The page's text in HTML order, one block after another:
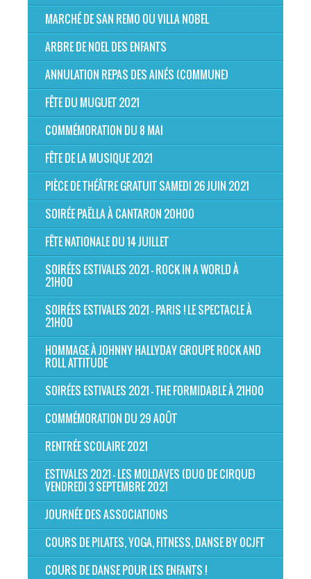
MARCHÉ DE SAN REMO OU VILLA NOBEL
ARBRE DE NOEL DES ENFANTS
ANNULATION REPAS DES AINÉS (COMMUNE)
FÊTE DU MUGUET 2021
COMMÉMORATION DU 8 MAI
FÊTE DE LA MUSIQUE 2021
PIÈCE DE THÉÂTRE GRATUIT SAMEDI 26 JUIN 2021
SOIRÉE PAËLLA À CANTARON 20H00
FÊTE NATIONALE DU 14 JUILLET
SOIRÉES ESTIVALES 2021 - ROCK IN A WORLD À
21H00
SOIRÉES ESTIVALES 2021 - PARIS ! LE SPECTACLE À
21H00
HOMMAGE À JOHNNY HALLYDAY GROUPE ROCK AND
ROLL ATTITUDE
SOIRÉES ESTIVALES 2021 - THE FORMIDABLE À 21H00
COMMÉMORATION DU 29 AOÛT
RENTRÉE SCOLAIRE 2021
ESTIVALES 2021 - LES MOLDAVES (DUO DE CIRQUE)
VENDREDI 3 SEPTEMBRE 2021
JOURNÉE DES ASSOCIATIONS
COURS DE PILATES, YOGA, FITNESS, DANSE BY OCJFT
COURS DE DANSE POUR LES ENFANTS !